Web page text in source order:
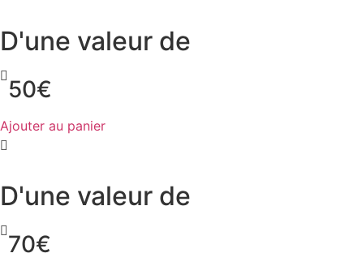
D'une valeur de
50€
Ajouter au panier
D'une valeur de
70€